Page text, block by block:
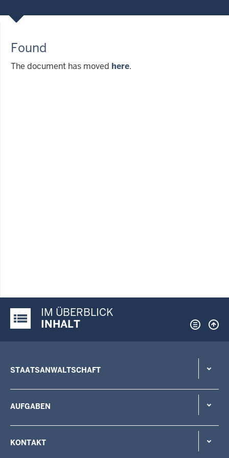
Found
The document has moved here.
Justiz-Portal im Überblick:
IM ÜBERBLICK
INHALT
STAATSANWALTSCHAFT
AUFGABEN
KONTAKT